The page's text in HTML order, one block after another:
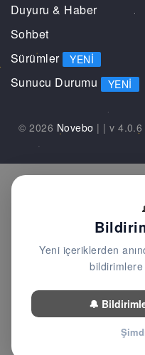
Duyuru & Haber
Sohbet
Sürümler YENI
Sunucu Durumu YENI
© 2026 Novebo | | v 4.0.6
Yeni içeriklerden
🔔